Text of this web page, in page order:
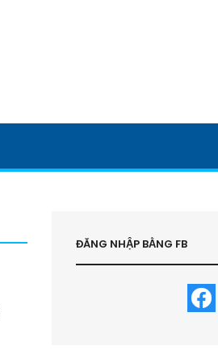
ĐĂNG NHẬP BẰNG FB